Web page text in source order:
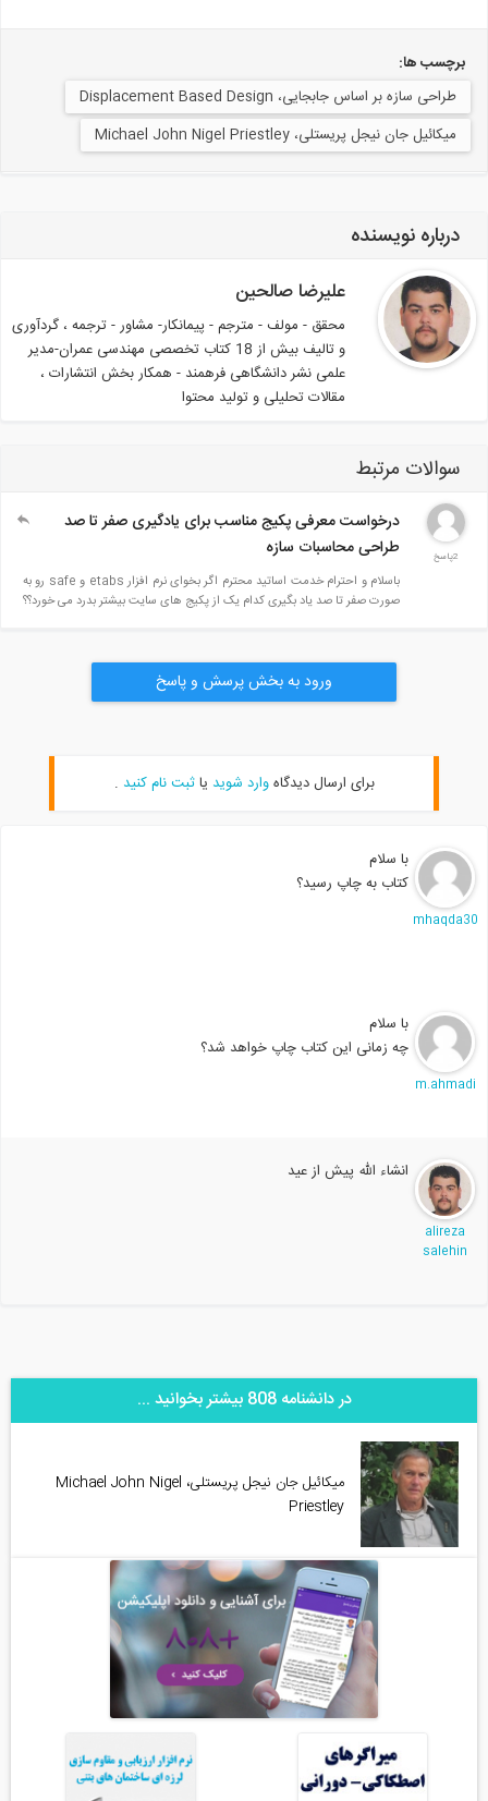
برچسب ها:
طراحی سازه بر اساس جابجایی، Displacement Based Design
میکائیل جان نیجل پریستلی، Michael John Nigel Priestley
درباره نویسنده
علیرضا صالحین
محقق - مولف - مترجم - پیمانکار- مشاور - ترجمه ، گردآوری
و تالیف بیش از 18 کتاب تخصصی مهندسی عمران-مدیر
علمی نشر دانشگاهی فرهمند - همکار بخش انتشارات ،
مقالات تحلیلی و تولید محتوا
سوالات مرتبط
درخواست معرفی پکیج مناسب برای یادگیری صفر تا صد
طراحی محاسبات سازه
باسلام و احترام خدمت اساتید محترم اگر بخوای نرم افزار etabs و safe رو به
صورت صفر تا صد یاد بگیری کدام یک از پکیج های سایت بیشتر بدرد می خورد؟؟
ورود به بخش پرسش و پاسخ
برای ارسال دیدگاهوارد شویدیا ثبت نام کنید.
با سلام
کتاب به چاپ رسید؟
با سلام
چه زمانی این کتاب چاپ خواهد شد؟
انشاء الله پیش از عید
alireza
salehin
در دانشنامه 808 بیشتر بخوانید ...
میکائیل جان نیجل پریستلی، Michael John Nigel
Priestley